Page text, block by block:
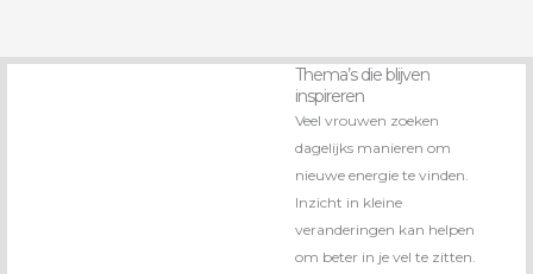
Thema’s die blijven
inspireren
Veel vrouwen zoeken
dagelijks manieren om
nieuwe energie te vinden.
Inzicht in kleine
veranderingen kan helpen
om beter in je vel te zitten.